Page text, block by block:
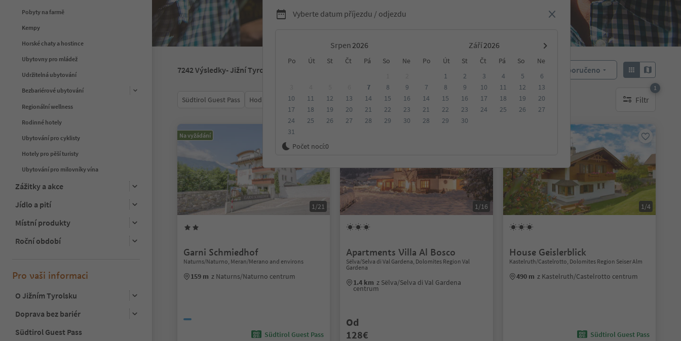
Pobyty na farmě
Kempy
Horské chaty a hostince
Ubytovny pro mládež
Udržitelná ubytování
Bezbariérové ubytování
Regionální wellness
Rodinné hotely
Ubytování pro cyklisty
Hotely pro pěší turisty
Ubytování pro milovníky vína
Zážitky a akce
Jídlo a pití
Místní produkty
Roční období
Pro vaši informaci
O Jižním Tyrolsku
Doprava bez bariér
Südtirol Guest Pass
Vyberte datum příjezdu / odjezdu
Srpen Září
Po Út St Čt Pá So Ne Po Út St Čt Pá So
Ne
7 8
9
10
11 12 13 14 15
16
17
18 19 20 21 22
23
24
25 26 27 28 29
30
31
1 2 3 4 5
6
7
8 9 10 11 12
13
14
15 16 17 18 19
20
21
22 23 24 25 26
27
28
29 30
Počet nocí:0
7242Výsledky- Jižní Tyrolsko Doporučeno
Südtirol Guest Pass Hodnocení Kategorie Zpracovává Udržitelné ubytování Filtr
1
1 aktywny filtr
Na vyžádání
1/21
Garni Schmiedhof
Naturns/Naturno, Meran/Merano and environs
159 m z Naturns/Naturno centrum
Südtirol Guest Pass
1/16
Apartments Villa Al Bosco
Sëlva/Selva di Val Gardena, Dolomites Region Val
Gardena
1.4 km z Sëlva/Selva di Val Gardena
centrum
Od
128€
1/4
House Geislerblick
Kastelruth/Castelrotto, Dolomites Region Seiser Alm
490 m z Kastelruth/Castelrotto centrum
Südtirol Guest Pass